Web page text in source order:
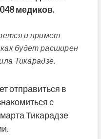
медиков.
и примет
будет расширен
Тикарадзе.
отправиться в
с
Тикарадзе